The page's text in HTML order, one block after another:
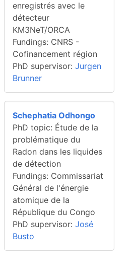
enregistrés avec le
détecteur
KM3NeT/ORCA
Fundings: CNRS -
Cofinancement région
PhD supervisor:Jurgen
Brunner
Schephatia Odhongo
PhD topic: Étude de la
problématique du
Radon dans les liquides
de détection
Fundings: Commissariat
Général de l'énergie
atomique de la
République du Congo
PhD supervisor:José
Busto